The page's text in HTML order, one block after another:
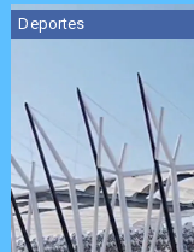
Deportes